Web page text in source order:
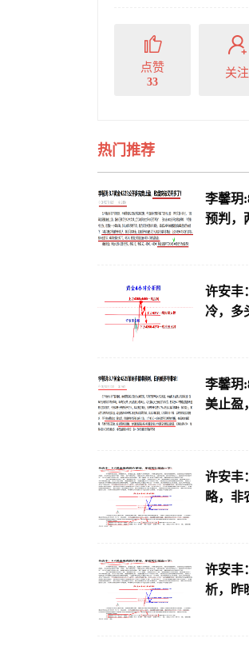
点赞
33
关注
热门推荐
李馨玥
预判，
许安丰
冷，多
李馨玥
美止盈
许安丰
略，非
许安丰
析，昨